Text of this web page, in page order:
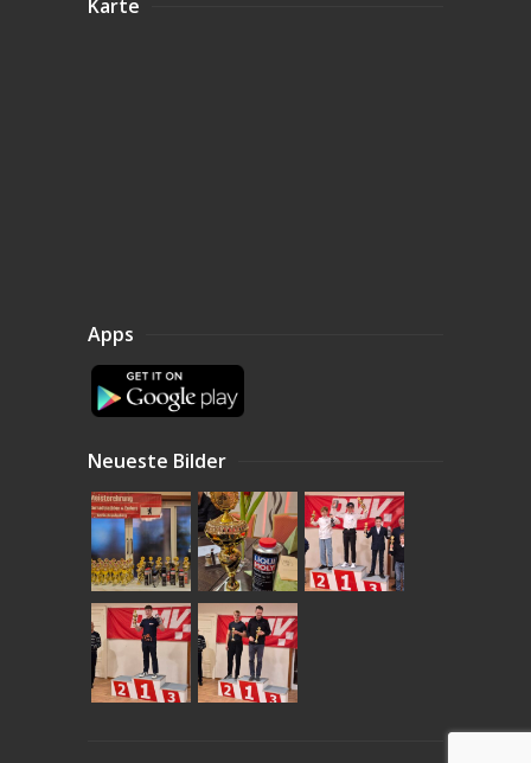
Karte
Apps
Neueste Bilder